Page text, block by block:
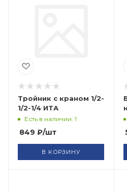
Тройник с краном 1/2-
1/2-1/4 ИТА
Есть в наличии: 1
849 ₽/шт
В КОРЗИНУ